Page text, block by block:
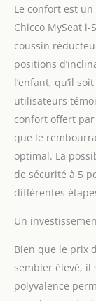
Le confort est
Chicco MySeat i-
coussin
positions
l’enfant, qu’il
utilisateurs
confort offert
que le
optimal. La
de sécurité à 5
différentes
Un
Bien que le prix
sembler élevé, il
polyvalence